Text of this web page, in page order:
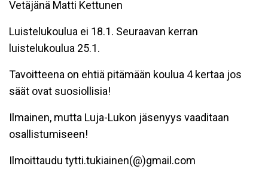
Vetäjänä Matti Kettunen
Luistelukoulua ei 18.1. Seuraavan kerran
luistelukoulua 25.1.
Tavoitteena on ehtiä pitämään koulua 4 kertaa jos
säät ovat suosiollisia!
Ilmainen, mutta Luja-Lukon jäsenyys vaaditaan
osallistumiseen!
Ilmoittaudu tytti.tukiainen(@)gmail.com